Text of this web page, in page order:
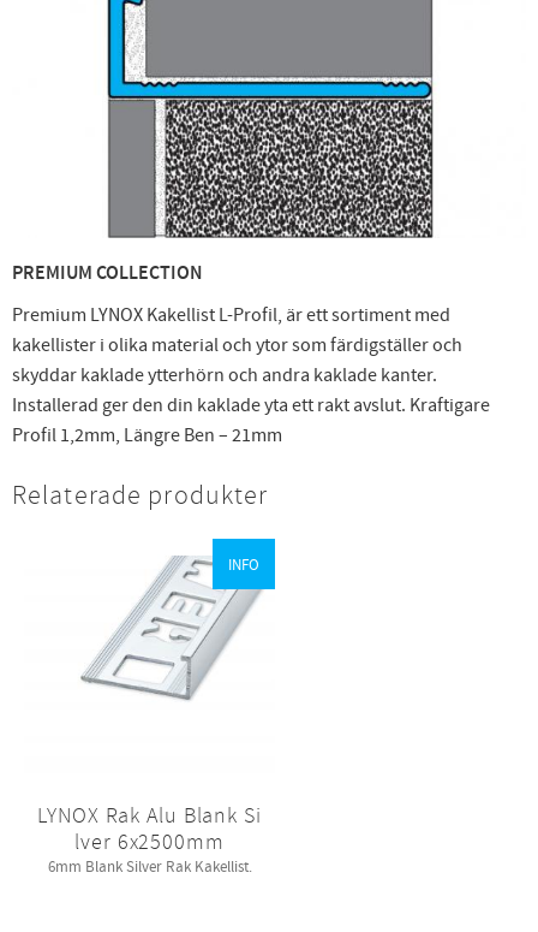
PREMIUM COLLECTION
Premium LYNOX Kakellist L-Profil, är ett sortiment med
kakellister i olika material och ytor som färdigställer och
skyddar kaklade ytterhörn och andra kaklade kanter.
Installerad ger den din kaklade yta ett rakt avslut. Kraftigare
Profil 1,2mm, Längre Ben – 21mm
Relaterade produkter
LYNOX Rak Alu Blank Si
lver 6x2500mm
6mm Blank Silver Rak Kakellist.
INFO